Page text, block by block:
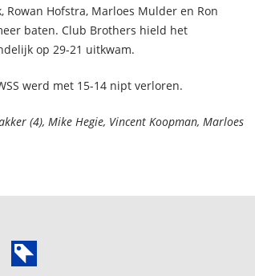
Hofstra, Marloes Mulder en Ron
baten. Club Brothers hield het
op 29-21 uitkwam.
werd met 15-14 nipt verloren.
(4), Mike Hegie, Vincent Koopman, Marloes